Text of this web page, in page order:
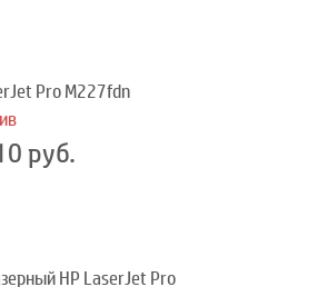
Pro M227fdn
руб.
HP LaserJet Pro